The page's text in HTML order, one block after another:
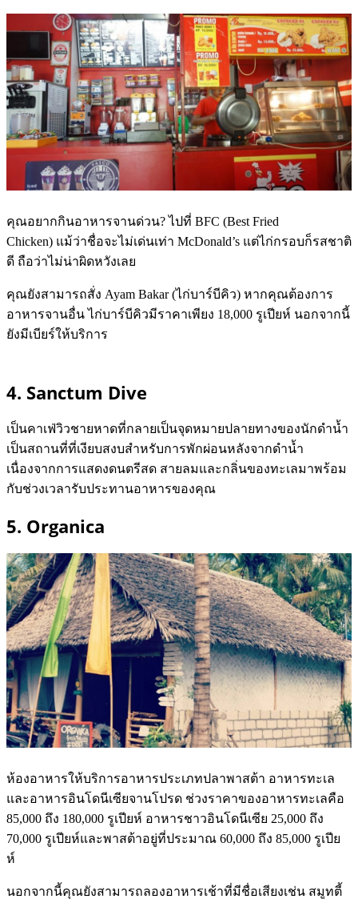
คุณอยากกินอาหารจานด่วน? ไปที่ BFC (Best Fried
Chicken) แม้ว่าชื่อจะไม่เด่นเท่า McDonald’s แต่ไก่กรอบก็รสชาติ
ดี ถือว่าไม่น่าผิดหวังเลย
คุณยังสามารถสั่ง Ayam Bakar (ไก่บาร์บีคิว) หากคุณต้องการ
อาหารจานอื่น ไก่บาร์บีคิวมีราคาเพียง 18,000 รูเปียห์ นอกจากนี้
ยังมีเบียร์ให้บริการ
4. Sanctum Dive
เป็นคาเฟ่วิวชายหาดที่กลายเป็นจุดหมายปลายทางของนักดำน้ำ
เป็นสถานที่ที่เงียบสงบสำหรับการพักผ่อนหลังจากดำน้ำ
เนื่องจากการแสดงดนตรีสด สายลมและกลิ่นของทะเลมาพร้อม
กับช่วงเวลารับประทานอาหารของคุณ
5. Organica
ห้องอาหารให้บริการอาหารประเภทปลาพาสต้า อาหารทะเล
และอาหารอินโดนีเซียจานโปรด ช่วงราคาของอาหารทะเลคือ
85,000 ถึง 180,000 รูเปียห์ อาหารชาวอินโดนีเซีย 25,000 ถึง
70,000 รูเปียห์และพาสต้าอยู่ที่ประมาณ 60,000 ถึง 85,000 รูเปีย
ห์
นอกจากนี้คุณยังสามารถลองอาหารเช้าที่มีชื่อเสียงเช่น สมูทตี้